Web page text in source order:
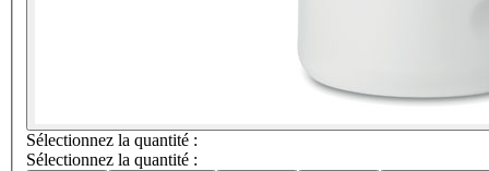
Sélectionnez la quantité :
Sélectionnez la quantité :